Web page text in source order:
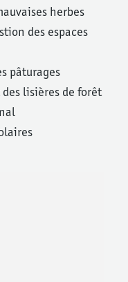
herbes
des espaces
pâturages
lisières de forêt